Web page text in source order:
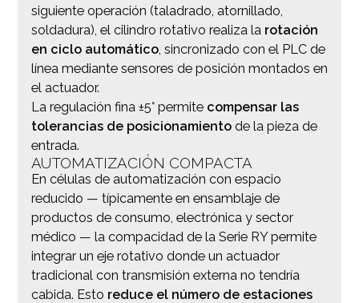
siguiente operación (taladrado, atornillado,
soldadura), el cilindro rotativo realiza la rotación
en ciclo automático, sincronizado con el PLC de
línea mediante sensores de posición montados en
el actuador.
La regulación fina ±5° permite compensar las
tolerancias de posicionamientode la pieza de
entrada.
AUTOMATIZACIÓN COMPACTA
En células de automatización con espacio
reducido — típicamente en ensamblaje de
productos de consumo, electrónica y sector
médico — la compacidad de la Serie RY permite
integrar un eje rotativo donde un actuador
tradicional con transmisión externa no tendría
cabida. Esto reduce el número de estaciones